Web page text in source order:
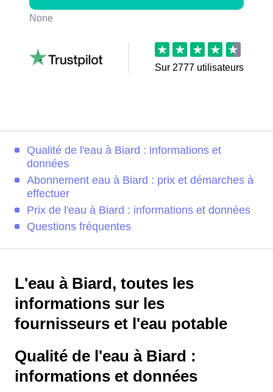
None
Sur 2777 utilisateurs
Qualité de l'eau à Biard : informations et
données
Abonnement eau à Biard : prix et démarches à
effectuer
Prix de l'eau à Biard : informations et données
Questions fréquentes
L'eau à Biard, toutes les
informations sur les
fournisseurs et l'eau potable
Qualité de l'eau à Biard :
informations et données